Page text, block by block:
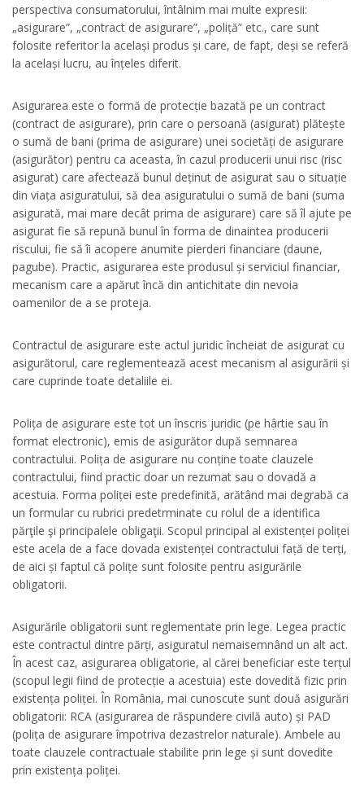
perspectiva consumatorului, întâlnim mai multe expresii:
„asigurare”, „contract de asigurare”, „poliță” etc., care sunt
folosite referitor la același produs și care, de fapt, deși se referă
la același lucru, au înțeles diferit.
Asigurarea este o formă de protecție bazată pe un contract
(contract de asigurare), prin care o persoană (asigurat) plătește
o sumă de bani (prima de asigurare) unei societăți de asigurare
(asigurător) pentru ca aceasta, în cazul producerii unui risc (risc
asigurat) care afectează bunul deținut de asigurat sau o situație
din viața asiguratului, să dea asiguratului o sumă de bani (suma
asigurată, mai mare decât prima de asigurare) care să îl ajute pe
asigurat fie să repună bunul în forma de dinaintea producerii
riscului, fie să îi acopere anumite pierderi financiare (daune,
pagube). Practic, asigurarea este produsul și serviciul financiar,
mecanism care a apărut încă din antichitate din nevoia
oamenilor de a se proteja.
Contractul de asigurare este actul juridic încheiat de asigurat cu
asigurătorul, care reglementează acest mecanism al asigurării și
care cuprinde toate detaliile ei.
Polița de asigurare este tot un înscris juridic (pe hârtie sau în
format electronic), emis de asigurător după semnarea
contractului. Polița de asigurare nu conține toate clauzele
contractului, fiind practic doar un rezumat sau o dovadă a
acestuia. Forma poliței este predefinită, arătând mai degrabă ca
un formular cu rubrici predetrminate cu rolul de a identifica
părţile şi principalele obligaţii. Scopul principal al existenței poliței
este acela de a face dovada existenței contractului față de terți,
de aici și faptul că polițe sunt folosite pentru asigurările
obligatorii.
Asigurările obligatorii sunt reglementate prin lege. Legea practic
este contractul dintre părți, asiguratul nemaisemnând un alt act.
În acest caz, asigurarea obligatorie, al cărei beneficiar este terțul
(scopul legii fiind de protecție a acestuia) este dovedită fizic prin
existența poliței. În România, mai cunoscute sunt două asigurări
obligatorii: RCA (asigurarea de răspundere civilă auto) și PAD
(polița de asigurare împotriva dezastrelor naturale). Ambele au
toate clauzele contractuale stabilite prin lege și sunt dovedite
prin existența poliței.